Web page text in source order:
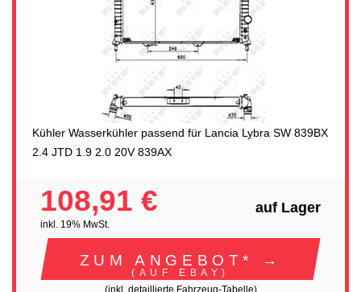
Kühler Wasserkühler passend für Lancia Lybra SW 839BX
2.4 JTD 1.9 2.0 20V 839AX
108,91 €
inkl. 19% MwSt.
auf Lager
ZUM ANGEBOT* →
(AUF EBAY)
(inkl. detaillierte Fahrzeug-Tabelle)